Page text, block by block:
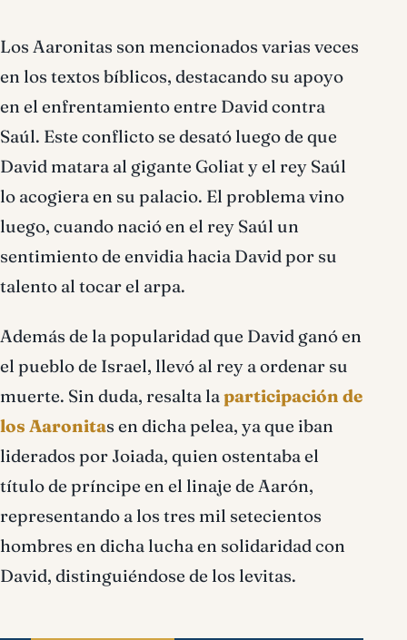
Los Aaronitas son mencionados varias veces
en los textos bíblicos, destacando su apoyo
en el enfrentamiento entre David contra
Saúl. Este conflicto se desató luego de que
David matara al gigante Goliat y el rey Saúl
lo acogiera en su palacio. El problema vino
luego, cuando nació en el rey Saúl un
sentimiento de envidia hacia David por su
talento al tocar el arpa.
Además de la popularidad que David ganó en
el pueblo de Israel, llevó al rey a ordenar su
muerte. Sin duda, resalta laparticipación de
los Aaronitas en dicha pelea, ya que iban
liderados por Joiada, quien ostentaba el
título de príncipe en el linaje de Aarón,
representando a los tres mil setecientos
hombres en dicha lucha en solidaridad con
David, distinguiéndose de los levitas.